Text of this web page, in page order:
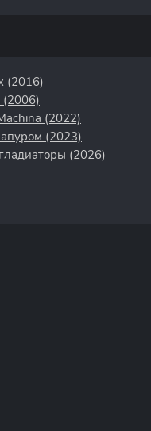
(2016)
(2022)
(2023)
(2026)